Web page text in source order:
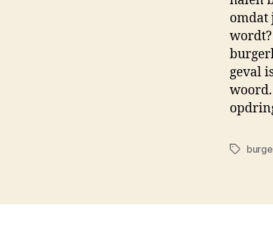
omdat
geval
Tags